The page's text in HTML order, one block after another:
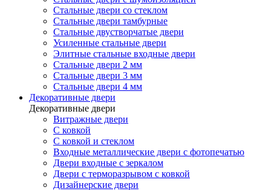
Стальные двери со стеклом
Стальные двери тамбурные
Стальные двустворчатые двери
Усиленные стальные двери
Элитные стальные входные двери
Стальные двери 2 мм
Стальные двери 3 мм
Стальные двери 4 мм
Декоративные двери
Декоративные двери
Витражные двери
С ковкой
С ковкой и стеклом
Входные металлические двери с фотопечатью
Двери входные с зеркалом
Двери с терморазрывом с ковкой
Дизайнерские двери